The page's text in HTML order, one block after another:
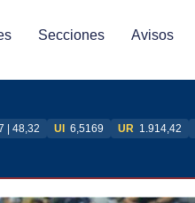
Secciones Avisos
| 48,32 UI 6,5169 UR 1.914,42